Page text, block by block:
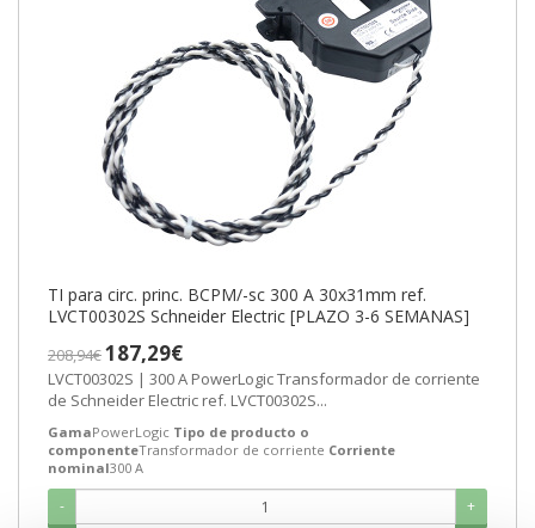
TI para circ. princ. BCPM/-sc 300 A 30x31mm ref.
LVCT00302S Schneider Electric [PLAZO 3-6 SEMANAS]
208,94€187,29€
LVCT00302S | 300 A PowerLogic Transformador de corriente
de Schneider Electric ref. LVCT00302S...
GamaPowerLogic Tipo de producto o
componenteTransformador de corriente Corriente
nominal300 A
- +